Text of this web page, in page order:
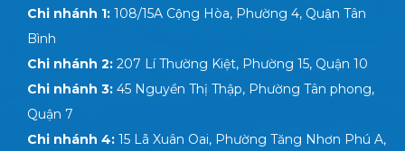
Chi nhánh 1: 108/15A Cộng Hòa, Phường 4, Quận Tân
Bình
Chi nhánh 2: 207 Lí Thường Kiệt, Phường 15, Quận 10
Chi nhánh 3: 45 Nguyền Thị Thập, Phường Tân phong,
Quận 7
Chi nhánh 4: 15 Lã Xuân Oai, Phường Tăng Nhơn Phú A,